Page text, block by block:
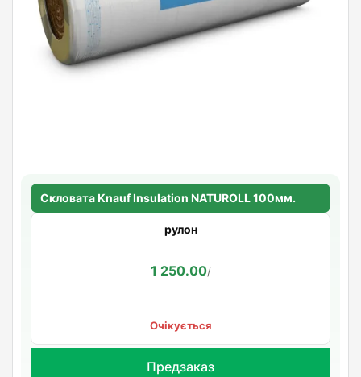
Скловата Knauf Insulation NATUROLL 100мм.
рулон
1 250.00/
Очікується
Предзаказ